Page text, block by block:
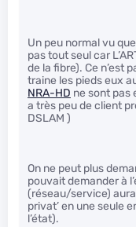
Un peu normal vu
pas tout seul car
de la fibre). Ce n’est
traine les pieds eux
NRA-HD ne sont pas
a très peu de client
DSLAM )
On ne peut plus
pouvait demander à
(réseau/service)
privat’ en une seule
l’état).